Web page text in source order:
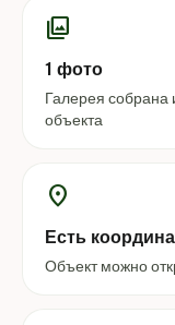
photo_library
1 фото
Галерея собрана
объекта
location_on
Есть
Объект можно